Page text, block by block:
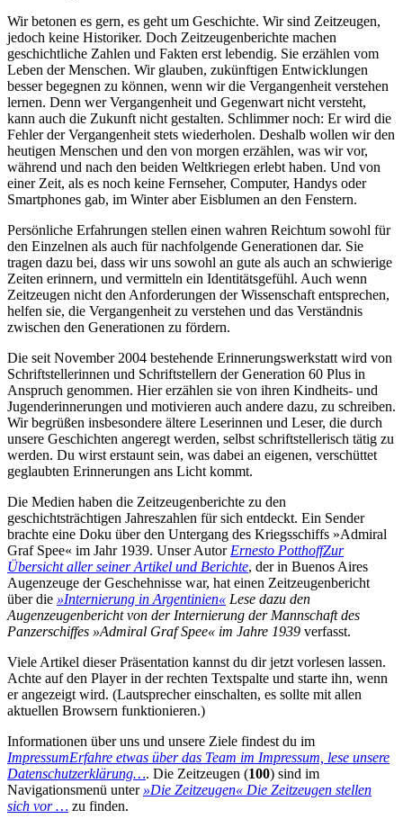
Wir betonen es gern, es geht um Geschichte. Wir sind Zeitzeugen,
jedoch keine Historiker. Doch Zeitzeugenberichte machen
geschichtliche Zahlen und Fakten erst lebendig. Sie erzählen vom
Leben der Menschen. Wir glauben, zukünftigen Entwicklungen
besser begegnen zu können, wenn wir die Vergangenheit verstehen
lernen. Denn wer Vergangenheit und Gegenwart nicht versteht,
kann auch die Zukunft nicht gestalten. Schlimmer noch: Er wird die
Fehler der Vergangenheit stets wiederholen. Deshalb wollen wir den
heutigen Menschen und den von morgen erzählen, was wir vor,
während und nach den beiden Weltkriegen erlebt haben. Und von
einer Zeit, als es noch keine Fernseher, Computer, Handys oder
Smartphones gab, im Winter aber Eisblumen an den Fenstern.
Persönliche Erfahrungen stellen einen wahren Reichtum sowohl für
den Einzelnen als auch für nachfolgende Generationen dar. Sie
tragen dazu bei, dass wir uns sowohl an gute als auch an schwierige
Zeiten erinnern, und vermitteln ein Identitätsgefühl. Auch wenn
Zeitzeugen nicht den Anforderungen der Wissenschaft entsprechen,
helfen sie, die Vergangenheit zu verstehen und das Verständnis
zwischen den Generationen zu fördern.
Die seit November 2004 bestehende Erinnerungswerkstatt wird von
Schriftstellerinnen und Schriftstellern der Generation 60 Plus in
Anspruch genommen. Hier erzählen sie von ihren Kindheits- und
Jugenderinnerungen und motivieren auch andere dazu, zu schreiben.
Wir begrüßen insbesondere ältere Leserinnen und Leser, die durch
unsere Geschichten angeregt werden, selbst schriftstellerisch tätig zu
werden. Du wirst erstaunt sein, was dabei an eigenen, verschüttet
geglaubten Erinnerungen ans Licht kommt.
Die Medien haben die Zeitzeugenberichte zu den
geschichtsträchtigen Jahreszahlen für sich entdeckt. Ein Sender
brachte eine Doku über den Untergang des Kriegsschiffs »Admiral
Graf Spee« im Jahr 1939. Unser Autor Ernesto PotthoffZur
Übersicht aller seiner Artikel und Berichte, der in Buenos Aires
Augenzeuge der Geschehnisse war, hat einen Zeitzeugenbericht
über die »Internierung in Argentinien« Lese dazu den
Augenzeugenbericht von der Internierung der Mannschaft des
Panzerschiffes »Admiral Graf Spee« im Jahre 1939 verfasst.
Viele Artikel dieser Präsentation kannst du dir jetzt vorlesen lassen.
Achte auf den Player in der rechten Textspalte und starte ihn, wenn
er angezeigt wird. (Lautsprecher einschalten, es sollte mit allen
aktuellen Browsern funktionieren.)
Informationen über uns und unsere Ziele findest du im
ImpressumErfahre etwas über das Team im Impressum, lese unsere
Datenschutzerklärung…. Die Zeitzeugen (100) sind im
Navigationsmenü unter »Die Zeitzeugen« Die Zeitzeugen stellen
sich vor … zu finden.